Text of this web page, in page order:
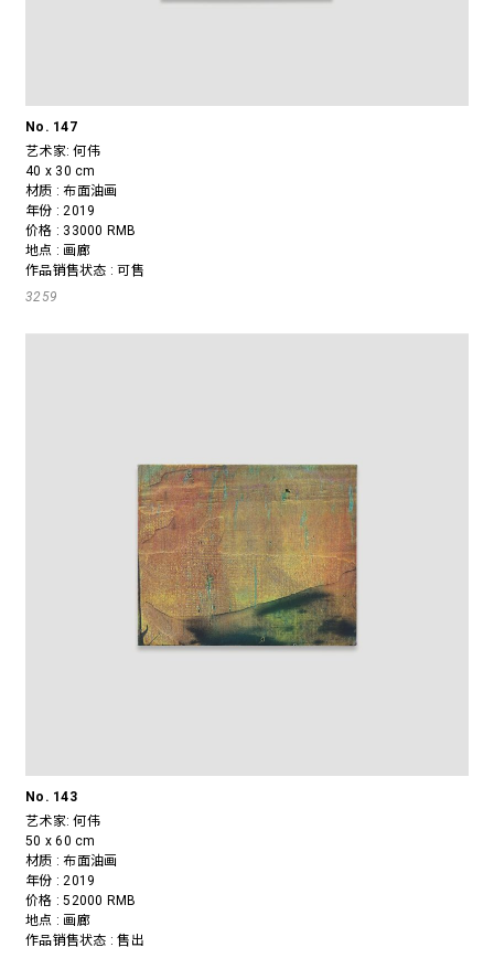
No. 147
艺术家:何伟
40 x 30 cm
材质 : 布面油画
年份 : 2019
价格 : 33000 RMB
地点 : 画廊
作品销售状态 : 可售
3259
No. 143
艺术家:何伟
50 x 60 cm
材质 : 布面油画
年份 : 2019
价格 : 52000 RMB
地点 : 画廊
作品销售状态 : 售出